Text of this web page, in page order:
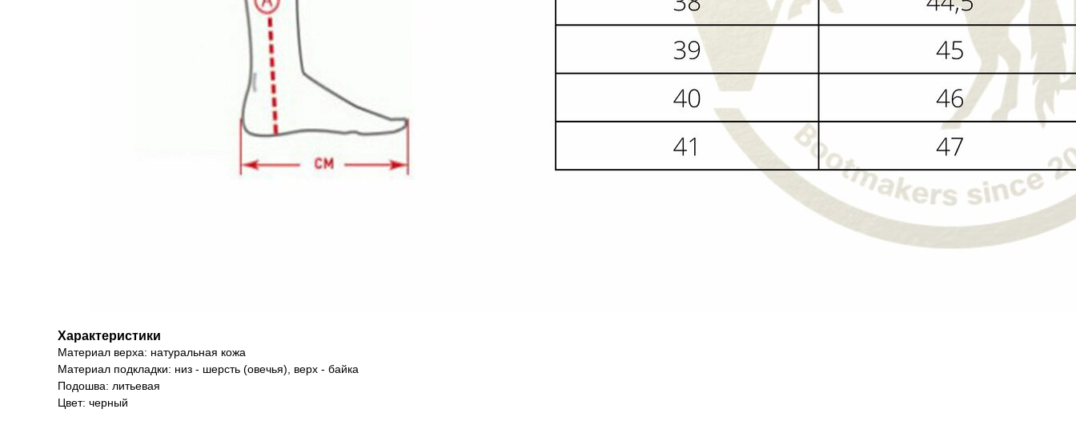
Характеристики
Материал верха: натуральная кожа
Материал подкладки: низ - шерсть (овечья), верх - байка
Подошва: литьевая
Цвет: черный